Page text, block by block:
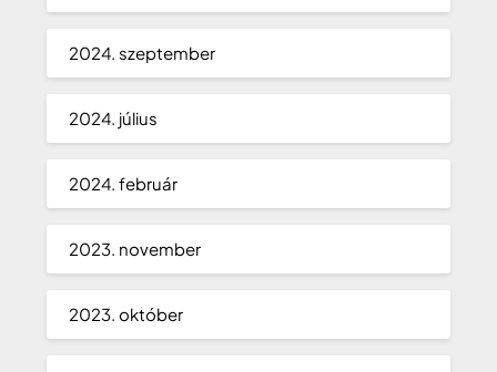
2024. szeptember
2024. július
2024. február
2023. november
2023. október